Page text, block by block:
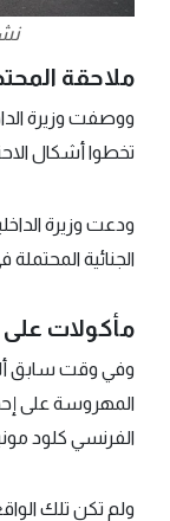
ملاحقة
ووصفت وزيرة
تخطوا أشكال
ودعت وزيرة
الجنائية
مأكولات على
وفي وقت سابق
المهروسة على
الفرنسي كلود
ولم تكن تلك